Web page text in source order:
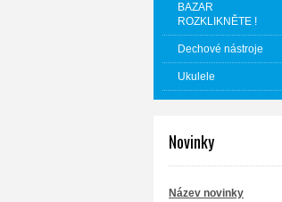
BAZAR
ROZKLIKNĚTE !
Dechové nástroje
Ukulele
Novinky
Název novinky